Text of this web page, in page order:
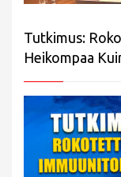
Tutkimus:
Heikompaa